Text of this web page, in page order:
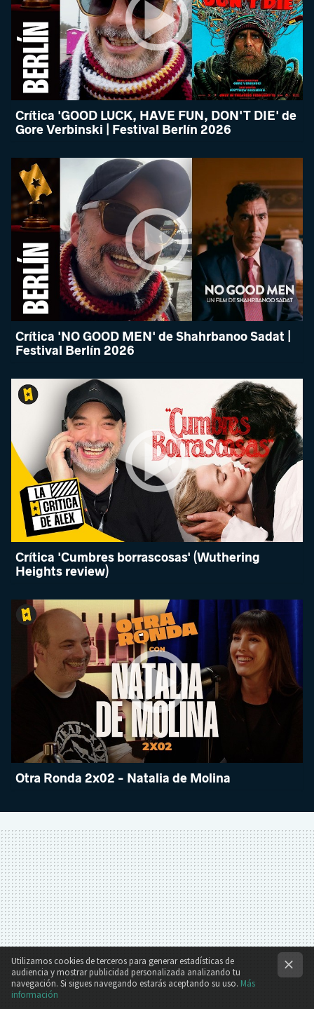
Crítica 'GOOD LUCK, HAVE FUN, DON'T DIE' de
Gore Verbinski | Festival Berlín 2026
Crítica 'NO GOOD MEN' de Shahrbanoo Sadat |
Festival Berlín 2026
Crítica 'Cumbres borrascosas' (Wuthering
Heights review)
Otra Ronda 2x02 - Natalia de Molina
Utilizamos cookies de terceros para generar estadísticas de
audiencia y mostrar publicidad personalizada analizando tu
navegación. Si sigues navegando estarás aceptando su uso. Más
información